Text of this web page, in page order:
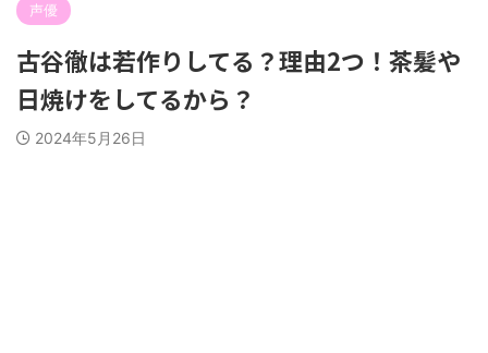
声優
古谷徹は若作りしてる？理由2つ！茶髪や
日焼けをしてるから？
2024年5月26日